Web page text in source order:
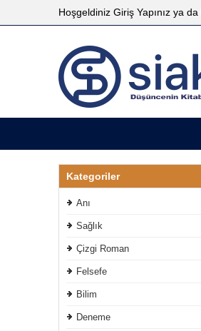
Hoşgeldiniz Giriş Yapınız ya da
Kategoriler
Anı
Sağlık
Çizgi Roman
Felsefe
Bilim
Deneme